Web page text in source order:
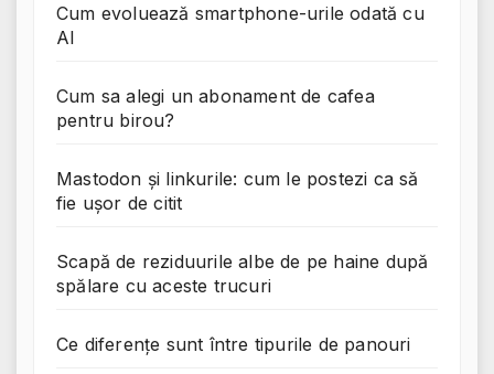
Cum evoluează smartphone-urile odată cu
AI
Cum sa alegi un abonament de cafea
pentru birou?
Mastodon și linkurile: cum le postezi ca să
fie ușor de citit
Scapă de reziduurile albe de pe haine după
spălare cu aceste trucuri
Ce diferențe sunt între tipurile de panouri